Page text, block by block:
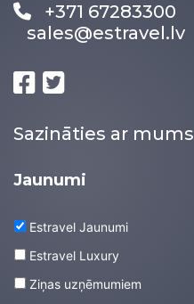
+371 67283300
sales@estravel.lv
Sazināties ar mums
Jaunumi
Estravel Jaunumi
Estravel Luxury
Ziņas uzņēmumiem